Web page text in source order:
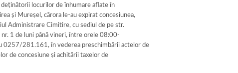
locurilor de înhumare aflate în
și Mureșel, cărora le-au expirat concesiunea,
Administrare Cimitire, cu sediul de pe str.
nr. 1 de luni până vineri, între orele 08:00-
281.161, în vederea preschimbării actelor de
de concesiune și achitării taxelor de